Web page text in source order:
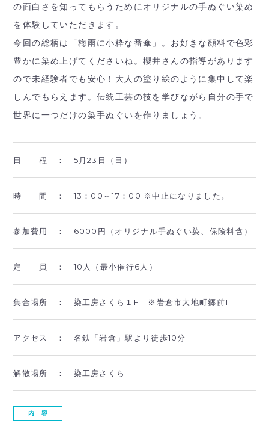
の面白さを知ってもらうためにオリジナルの手ぬぐい染め
を体験していただきます。
今回の総柄は「梅雨に小粋な番傘」。お好きな顔料で色彩
豊かに染め上げてくださいね。櫻井さんの指導があります
ので未経験者でも安心！大人の塗り絵のように集中して楽
しんでもらえます。伝統工芸の技を学びながら自分の手で
世界に一つだけの染手ぬぐいを作りましょう。
日 程 ： 5月23日（日）
時 間 ： 13：00～17：00 ※中止になりました。
参加費用 ： 6000円（オリジナル手ぬぐい染、保険料含）
定 員 ： 10人（最小催行6人）
集合場所 ： 染工房さくら１F ※岩倉市大地町郷前1
アクセス ： 名鉄「岩倉」駅より徒歩10分
解散場所 ： 染工房さくら
内 容